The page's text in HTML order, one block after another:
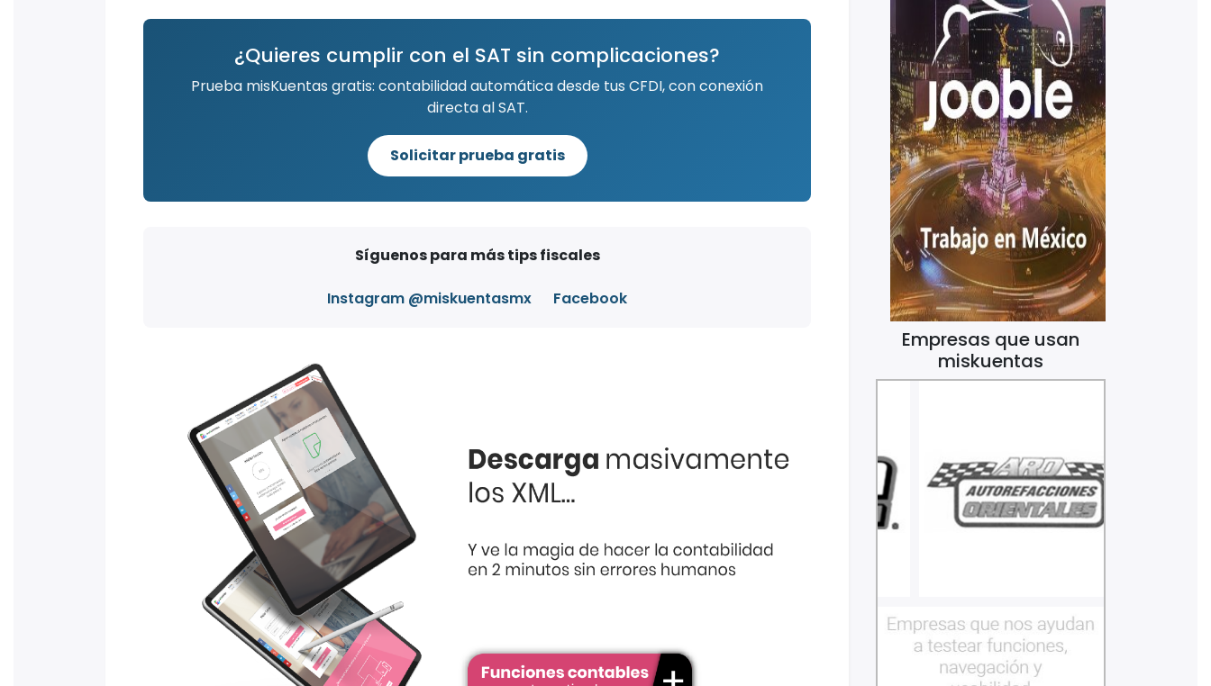
¿Quieres cumplir con el SAT sin complicaciones?
Prueba misKuentas gratis: contabilidad automática desde tus CFDI, con conexión
directa al SAT.
Solicitar prueba gratis
Síguenos para más tips fiscales
Instagram @miskuentasmx Facebook
Empresas que usan
miskuentas